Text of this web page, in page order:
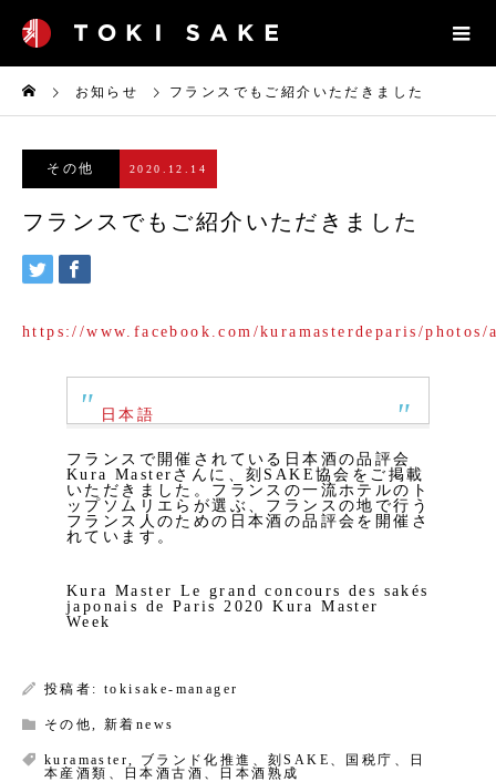
お知らせ フランスでもご紹介いただきました
その他 2020.12.14
フランスでもご紹介いただきました
https://www.facebook.com/kuramasterdeparis/photos/
日本語
フランスで開催されている日本酒の品評会
Kura Masterさんに、刻SAKE協会をご掲載
いただきました。フランスの一流ホテルのト
ップソムリエらが選ぶ、フランスの地で行う
フランス人のための日本酒の品評会を開催さ
れています。
Kura Master Le grand concours des sakés
japonais de Paris 2020 Kura Master
Week
投稿者: tokisake-manager
その他,新着news
kuramaster, ブランド化推進、刻SAKE、国税庁、日
本産酒類、日本酒古酒、日本酒熟成